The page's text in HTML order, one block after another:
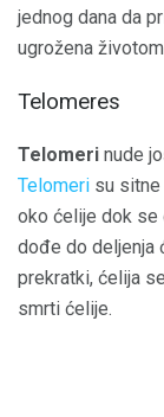
jednog dana da
ugrožena
Telomeres
Telomeri nude
Telomeri su
oko ćelije dok se
dođe do deljenja
prekratki, ćelija
smrti ćelije.